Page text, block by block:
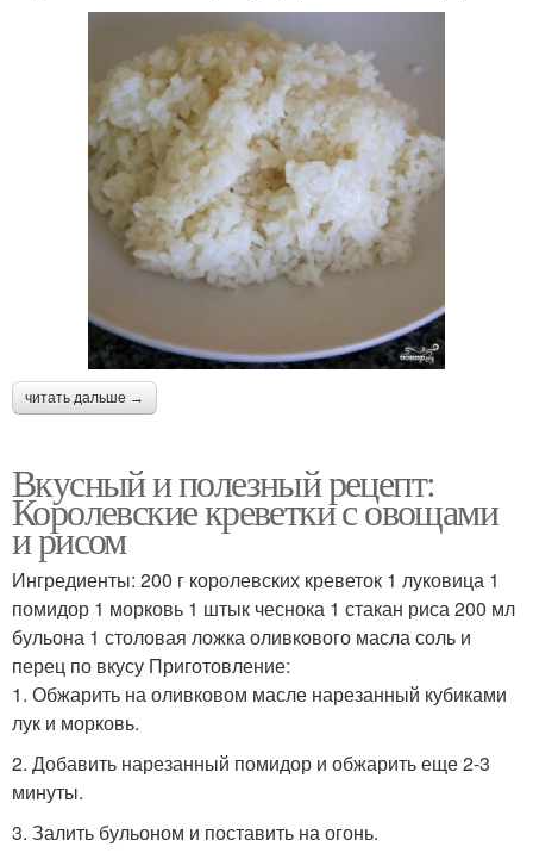
читать дальше →
Вкусный и полезный рецепт:
Королевские креветки с овощами
и рисом
Ингредиенты: 200 г королевских креветок 1 луковица 1
помидор 1 морковь 1 штык чеснока 1 стакан риса 200 мл
бульона 1 столовая ложка оливкового масла соль и
перец по вкусу Приготовление:
1. Обжарить на оливковом масле нарезанный кубиками
лук и морковь.
2. Добавить нарезанный помидор и обжарить еще 2-3
минуты.
3. Залить бульоном и поставить на огонь.